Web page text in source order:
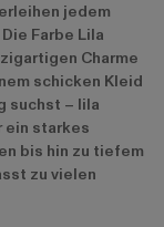
jedem
Farbe Lila
Charme
schicken Kleid
suchst – lila
ein starkes
bis hin zu tiefem
zu vielen